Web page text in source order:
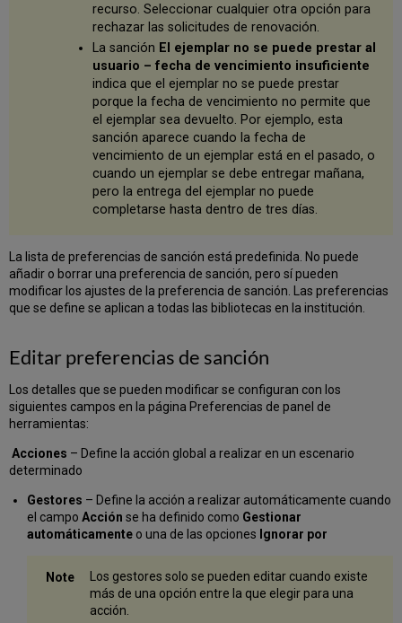
proceso
recurso. Seleccionar cualquier otra opción para
rechazar las solicitudes de renovación.
La sanción El ejemplar no se puede prestar al
usuario – fecha de vencimiento insuficiente
indica que el ejemplar no se puede prestar
porque la fecha de vencimiento no permite que
el ejemplar sea devuelto. Por ejemplo, esta
sanción aparece cuando la fecha de
vencimiento de un ejemplar está en el pasado, o
cuando un ejemplar se debe entregar mañana,
pero la entrega del ejemplar no puede
completarse hasta dentro de tres días.
La lista de preferencias de sanción está predefinida. No puede
añadir o borrar una preferencia de sanción, pero sí pueden
modificar los ajustes de la preferencia de sanción. Las preferencias
que se define se aplican a todas las bibliotecas en la institución.
Editar preferencias de sanción
Los detalles que se pueden modificar se configuran con los
siguientes campos en la página Preferencias de panel de
herramientas:
Acciones – Define la acción global a realizar en un escenario
determinado
Gestores – Define la acción a realizar automáticamente cuando
el campo Acción se ha definido como Gestionar
automáticamente o una de las opciones Ignorar por
Los gestores solo se pueden editar cuando existe
más de una opción entre la que elegir para una
acción.